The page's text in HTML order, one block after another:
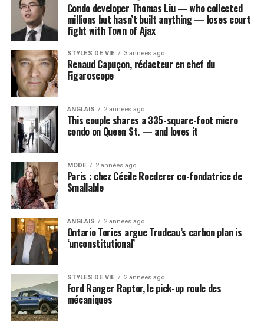
Condo developer Thomas Liu — who collected
millions but hasn’t built anything — loses court
fight with Town of Ajax
STYLES DE VIE 3 années ago
Renaud Capuçon, rédacteur en chef du
Figaroscope
ANGLAIS 2 années ago
This couple shares a 335-square-foot micro
condo on Queen St. — and loves it
MODE 2 années ago
Paris : chez Cécile Roederer co-fondatrice de
Smallable
ANGLAIS 2 années ago
Ontario Tories argue Trudeau’s carbon plan is
‘unconstitutional’
STYLES DE VIE 2 années ago
Ford Ranger Raptor, le pick-up roule des
mécaniques